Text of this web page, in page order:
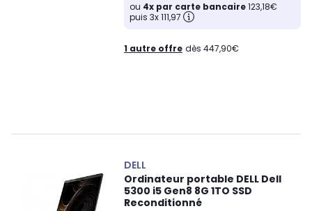
ou 4x par carte bancaire123,18€
puis 3x 111,97
1 autre offre dès 447,90€
DELL
Ordinateur portable DELL Dell
5300 i5 Gen8 8G 1TO SSD
Reconditionné